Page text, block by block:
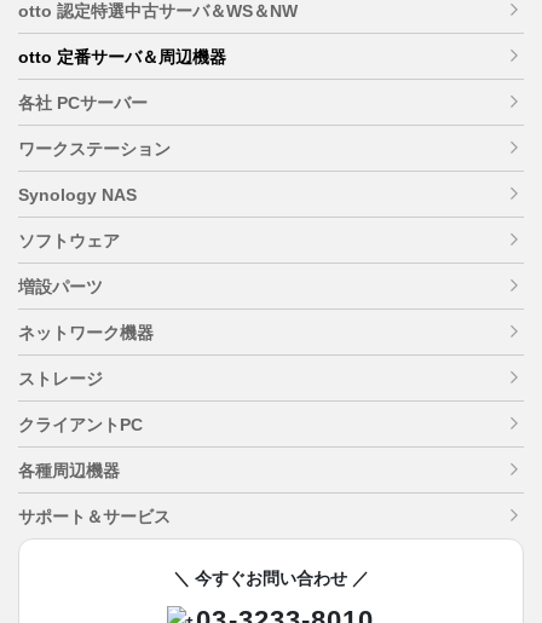
otto 認定特選中古サーバ＆WS＆NW
otto 定番サーバ＆周辺機器
各社 PCサーバー
ワークステーション
Synology NAS
ソフトウェア
増設パーツ
ネットワーク機器
ストレージ
クライアントPC
各種周辺機器
サポート＆サービス
＼ 今すぐお問い合わせ ／